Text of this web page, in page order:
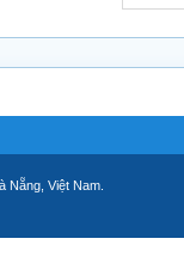
Nẵng, Việt Nam.